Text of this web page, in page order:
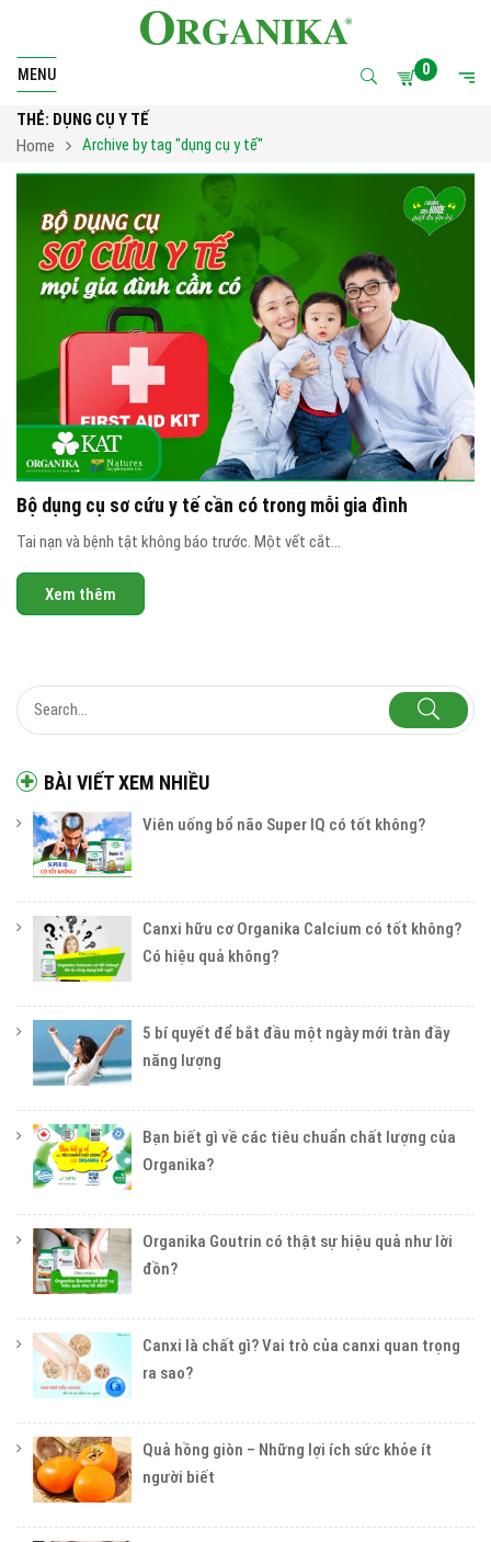
MENU 0
THẺ: DỤNG CỤ Y TẾ
Home
Archive by tag "dụng cụ y tế"
BÀI VIẾT XEM NHIỀU
Viên uống bổ não Super IQ có tốt không?
Canxi hữu cơ Organika Calcium có tốt không?
Có hiệu quả không?
5 bí quyết để bắt đầu một ngày mới tràn đầy
năng lượng
Bạn biết gì về các tiêu chuẩn chất lượng của
Organika?
Organika Goutrin có thật sự hiệu quả như lời
đồn?
Canxi là chất gì? Vai trò của canxi quan trọng
ra sao?
Quả hồng giòn – Những lợi ích sức khỏe ít
người biết
Bộ dụng cụ sơ cứu y tế cần có trong mỗi gia đình
Tai nạn và bệnh tật không báo trước. Một vết cắt...
Xem thêm